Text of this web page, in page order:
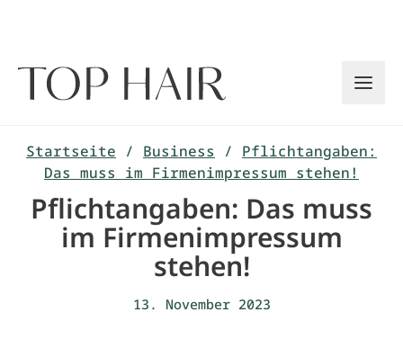
Startseite / Business / Pflichtangaben:
Das muss im Firmenimpressum stehen!
Pflichtangaben: Das muss
im Firmenimpressum
stehen!
13. November 2023